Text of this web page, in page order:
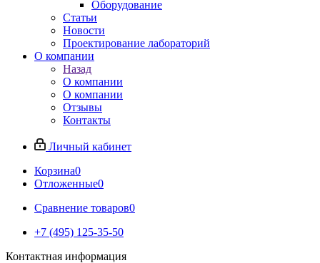
Оборудование
Статьи
Новости
Проектирование лабораторий
О компании
Назад
О компании
О компании
Отзывы
Контакты
Личный кабинет
Корзина0
Отложенные0
Сравнение товаров0
+7 (495) 125-35-50
Контактная информация